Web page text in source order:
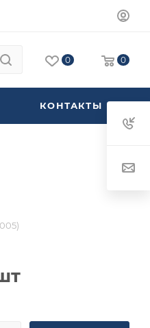
0 0
КОНТАКТЫ